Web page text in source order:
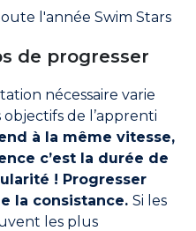
de progresser
nécessaire varie
de l’apprenti
à la même vitesse,
c’est la durée de
! Progresser
la consistance. Si les
les plus